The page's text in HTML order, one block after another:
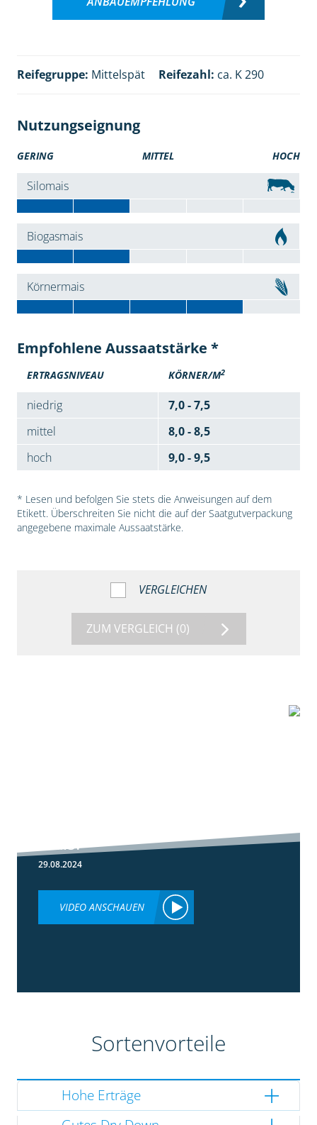
Reifegruppe: Mittelspät Reifezahl: ca. K 290
Nutzungseignung
GERING MITTEL HOCH
Silomais
Biogasmais
Körnermais
Empfohlene Aussaatstärke *
ERTRAGSNIVEAU KÖRNER/M2
niedrig
7,0 - 7,5
mittel
8,0 - 8,5
hoch
9,0 - 9,5
* Lesen und befolgen Sie stets die Anweisungen auf dem
Etikett. Überschreiten Sie nicht die auf der Saatgutverpackung
angegebene maximale Aussaatstärke.
VERGLEICHEN
ZUM VERGLEICH (0)
Mais?
29.08.2024
VIDEO ANSCHAUEN
Sortenvorteile
Hohe Erträge